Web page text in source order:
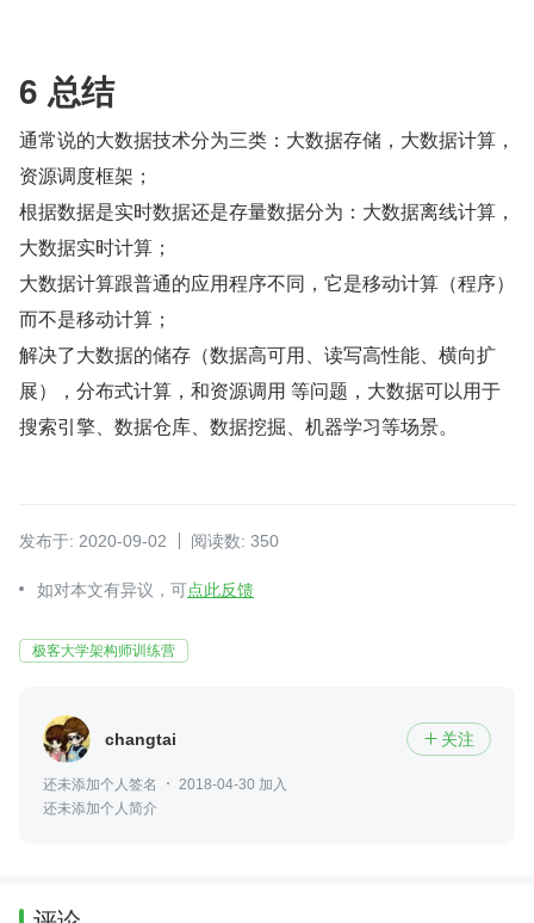
6 总结
通常说的大数据技术分为三类：大数据存储，大数据计算，
资源调度框架；
根据数据是实时数据还是存量数据分为：大数据离线计算，
大数据实时计算；
大数据计算跟普通的应用程序不同，它是移动计算（程序）
而不是移动计算；
解决了大数据的储存（数据高可用、读写高性能、横向扩
展），分布式计算，和资源调用 等问题，大数据可以用于
搜索引擎、数据仓库、数据挖掘、机器学习等场景。
发布于: 2020-09-02 阅读数: 350
如对本文有异议，可点此反馈
极客大学架构师训练营
changtai  关注
还未添加个人签名
2018-04-30 加入
还未添加个人简介